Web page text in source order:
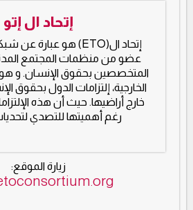
إتحاد ال إتو
عضو من منظمات المجتمع
المتخصصين بحقوق الإنسان. و هو
الخارجية، إلتزامات الدول بحقوق
خارج أراضيها. حيث أن هذه
رغم أهميتها للتصدي
زيارة الموقع: